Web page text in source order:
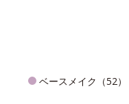
ベースメイク（52）